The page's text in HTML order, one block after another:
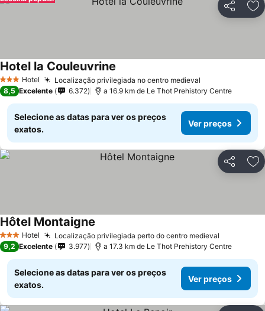
Partilhar
3 EstrelasHotel Localização privilegiada no centro medieval
Hotel la Couleuvrine
8,5 Excelente 6.372 a 16.9 km de Le Thot Prehistory Centre
Selecione as datas para ver os preços
exatos.
Ver preços
Partilhar
3 EstrelasHotel Localização privilegiada perto do centro medieval
Hôtel Montaigne
9,2 Excelente 3.977 a 17.3 km de Le Thot Prehistory Centre
Selecione as datas para ver os preços
exatos.
Ver preços